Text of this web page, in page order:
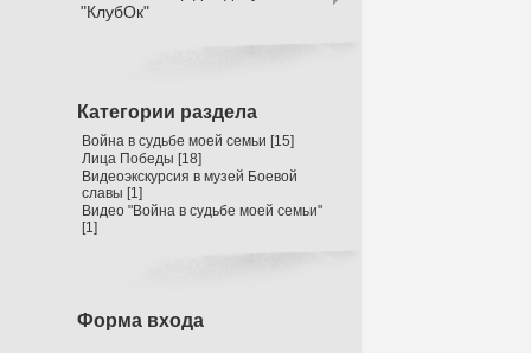
"КлубОк"
Категории раздела
Война в судьбе моей семьи [15]
Лица Победы [18]
Видеоэкскурсия в музей Боевой
славы [1]
Видео "Война в судьбе моей семьи"
[1]
Форма входа